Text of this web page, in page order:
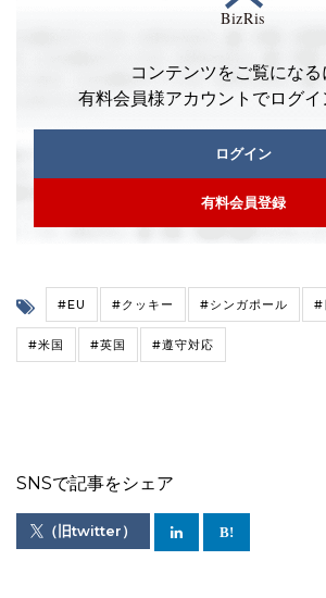
コンテンツをご覧になる
有料会員様アカウントでログ
ログイン
有料会員登録
#EU #クッキー #シンガポール #
#米国 #英国 #遵守対応
SNSで記事をシェア
（旧twitter）